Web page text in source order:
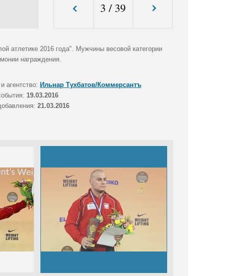
3 / 39
атлетике 2016 года". Мужчины весовой категории
награждения.
агентство: Ильнар Тухбатов/Коммерсантъ
19.03.2016
21.03.2016